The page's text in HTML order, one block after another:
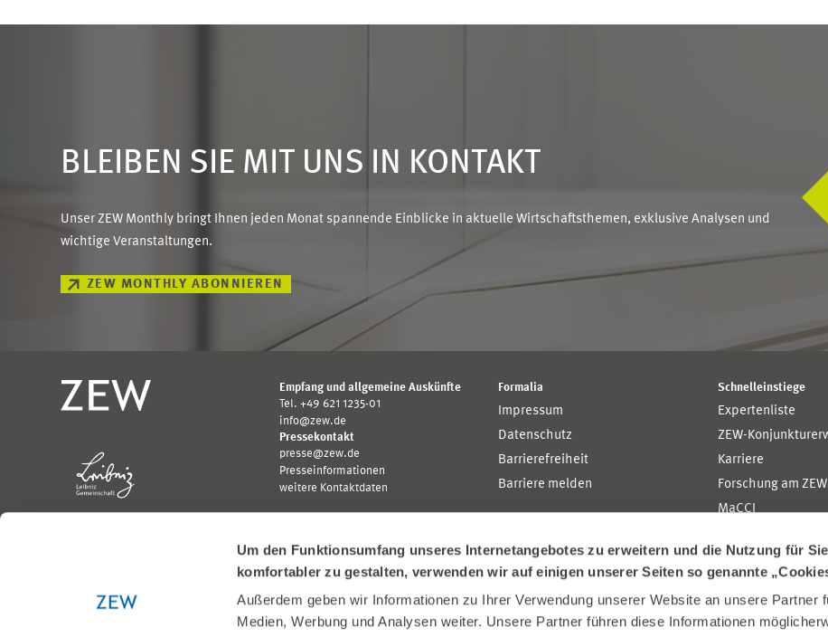
Um den Funktionsumfang unseres Internetangebotes zu erweitern und die Nutzung für Sie
komfortabler zu gestalten, verwenden wir auf einigen unserer Seiten so genannte
Außerdem geben wir Informationen zu Ihrer Verwendung unserer Website an unsere Partner
Medien, Werbung und Analysen weiter. Unsere Partner führen diese Informationen
BLEIBEN SIE MIT UNS IN KONTAKT
Unser ZEW Monthly bringt Ihnen jeden Monat spannende Einblicke in aktuelle Wirtschaftsthemen, exklusive Analysen und
wichtige Veranstaltungen.
ZEW MONTHLY ABONNIEREN
Empfang und allgemeine Auskünfte
Tel. +49 621 1235-01
info@zew.de
Pressekontakt
presse@zew.de
Presseinformationen
weitere Kontaktdaten
Formalia
Impressum
Datenschutz
Barrierefreiheit
Barriere melden
Schnelleinstiege
Expertenliste
ZEW-
Karriere
Forschung am ZEW
MaCCI
Gefördert von: